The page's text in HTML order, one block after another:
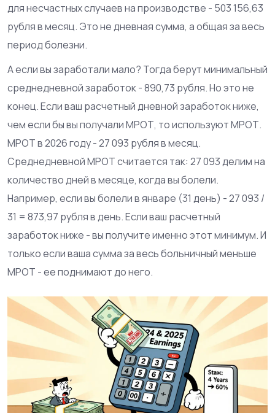
для несчастных случаев на производстве - 503 156,63
рубля в месяц. Это не дневная сумма, а общая за весь
период болезни.
А если вы заработали мало? Тогда берут минимальный
среднедневной заработок - 890,73 рубля. Но это не
конец. Если ваш расчетный дневной заработок ниже,
чем если бы вы получали МРОТ, то используют МРОТ.
МРОТ в 2026 году - 27 093 рубля в месяц.
Среднедневной МРОТ считается так: 27 093 делим на
количество дней в месяце, когда вы болели.
Например, если вы болели в январе (31 день) - 27 093 /
31 = 873,97 рубля в день. Если ваш расчетный
заработок ниже - вы получите именно этот минимум. И
только если ваша сумма за весь больничный меньше
МРОТ - ее поднимают до него.